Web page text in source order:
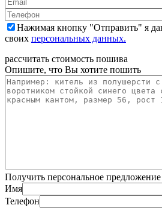
Нажимая кнопку "Отправить" я
своих персональных данных.
рассчитать стоимость пошива
Опишите, что Вы хотите пошить
Получить персональное
Имя
Телефон